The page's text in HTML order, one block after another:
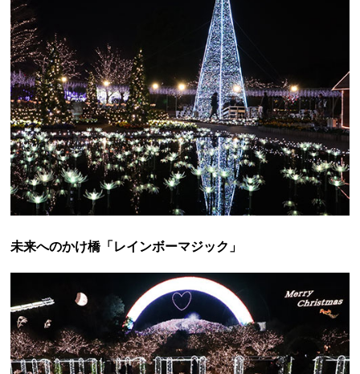
未来へのかけ橋「レインボーマジック」